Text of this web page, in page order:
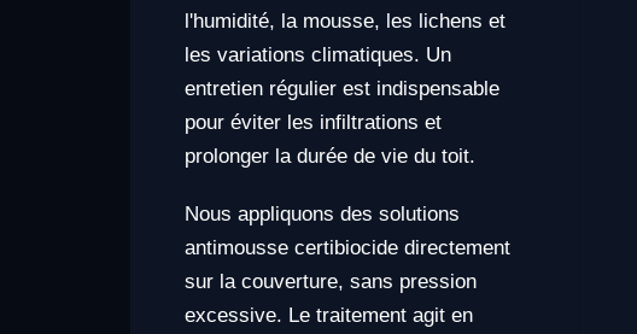
l'humidité, la mousse, les lichens et
les variations climatiques. Un
entretien régulier est indispensable
pour éviter les infiltrations et
prolonger la durée de vie du toit.
Nous appliquons des solutions
antimousse certibiocide directement
sur la couverture, sans pression
excessive. Le traitement agit en